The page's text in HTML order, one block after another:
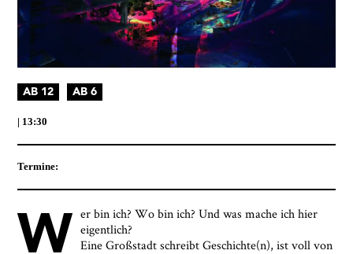
AB 12 AB 6
13:30
Termine:
W er bin ich? Wo bin ich? Und was mache ich hier
eigentlich?
Eine Großstadt schreibt Geschichte(n), ist voll von
Schließen